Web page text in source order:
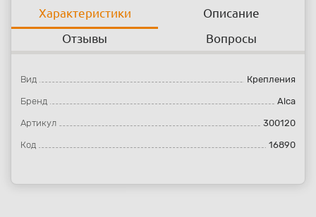
Характеристики
Описание
Отзывы
Вопросы
Вид Крепления
Бренд Alca
Артикул 300120
Код 16890